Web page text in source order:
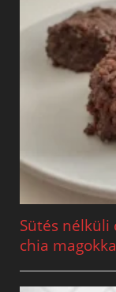
Sütés nélküli
chia